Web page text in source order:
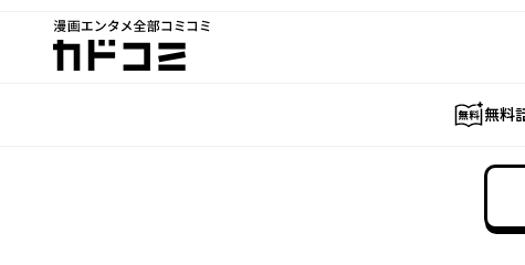
漫画エンタメ全部コミコミ
カドコミ
無料